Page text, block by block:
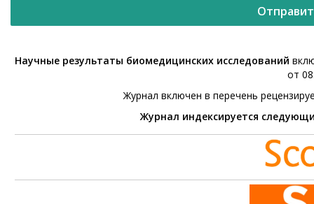
Научные результаты биомедицинских исследований
от
Журнал включен в перечень
Журнал индексируется